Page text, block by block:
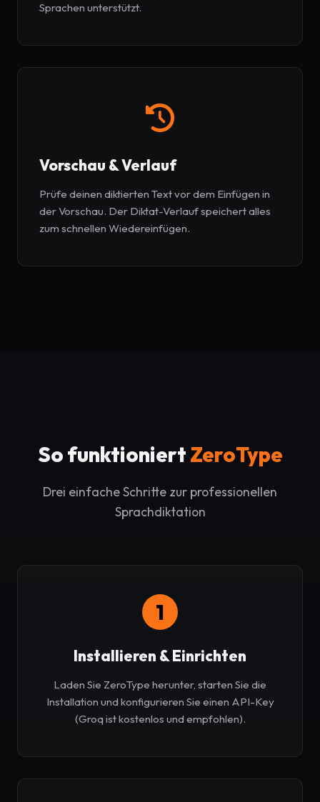
Sprachen unterstützt.
Vorschau & Verlauf
Prüfe deinen diktierten Text vor dem Einfügen in
der Vorschau. Der Diktat-Verlauf speichert alles
zum schnellen Wiedereinfügen.
So funktioniertZeroType
Drei einfache Schritte zur professionellen
Sprachdiktation
1
Installieren & Einrichten
Laden Sie ZeroType herunter, starten Sie die
Installation und konfigurieren Sie einen API-Key
(Groq ist kostenlos und empfohlen).